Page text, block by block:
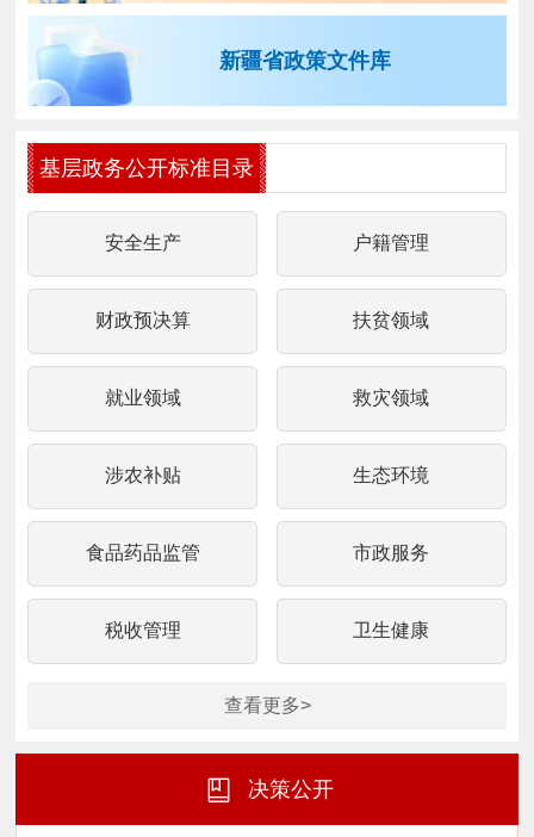
新疆省政策文件库
基层政务公开标准目录
安全生产 户籍管理
财政预决算 扶贫领域
就业领域 救灾领域
涉农补贴 生态环境
食品药品监管 市政服务
税收管理 卫生健康
查看更多>
决策公开